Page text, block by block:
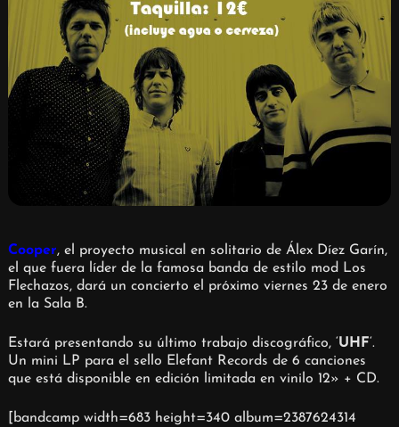
Cooper, el proyecto musical en solitario de Álex Díez Garín,
el que fuera líder de la famosa banda de estilo mod Los
Flechazos, dará un concierto el próximo viernes 23 de enero
en la Sala B.
Estará presentando su último trabajo discográfico, ‘UHF‘.
Un mini LP para el sello Elefant Records de 6 canciones
que está disponible en edición limitada en vinilo 12» + CD.
[bandcamp width=683 height=340 album=2387624314